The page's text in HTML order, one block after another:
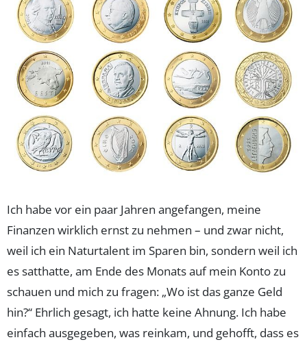
Ich habe vor ein paar Jahren angefangen, meine
Finanzen wirklich ernst zu nehmen – und zwar nicht,
weil ich ein Naturtalent im Sparen bin, sondern weil ich
es satthatte, am Ende des Monats auf mein Konto zu
schauen und mich zu fragen: „Wo ist das ganze Geld
hin?“ Ehrlich gesagt, ich hatte keine Ahnung. Ich habe
einfach ausgegeben, was reinkam, und gehofft, dass es